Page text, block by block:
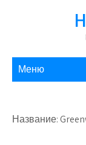
Меню
Название: